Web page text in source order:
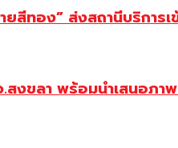
สีทอง” ส่งสถานีบริการ
สงขลา พร้อมนำเสนอภ